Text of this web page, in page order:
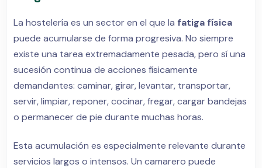
La hostelería es un sector en el que la fatiga física
puede acumularse de forma progresiva. No siempre
existe una tarea extremadamente pesada, pero sí una
sucesión continua de acciones físicamente
demandantes: caminar, girar, levantar, transportar,
servir, limpiar, reponer, cocinar, fregar, cargar bandejas
o permanecer de pie durante muchas horas.
Esta acumulación es especialmente relevante durante
servicios largos o intensos. Un camarero puede